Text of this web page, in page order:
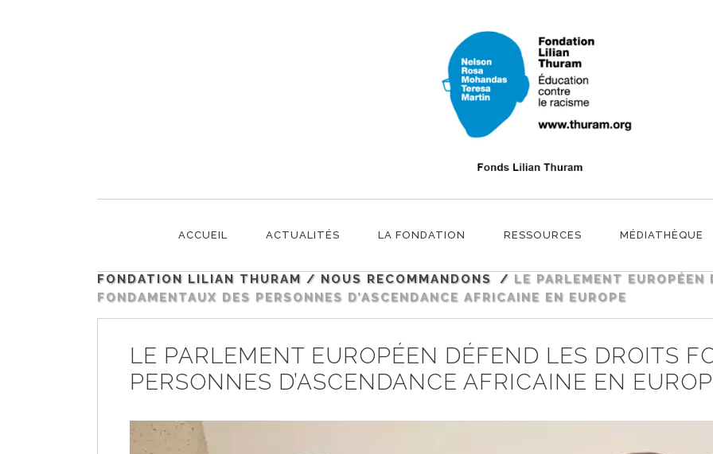
ACCUEIL ACTUALITÉS LA FONDATION RESSOURCES MÉDIATHÈQUE
PERSONNES D’ASCENDANCE AFRICAINE EN EUROPE
FONDATION LILIAN THURAM / NOUS RECOMMANDONS / LE PARLEMENT
FONDAMENTAUX DES PERSONNES D’ASCENDANCE AFRICAINE EN EUROPE
LE PARLEMENT EUROPÉEN DÉFEND LES DROITS
PERSONNES D’ASCENDANCE AFRICAINE EN